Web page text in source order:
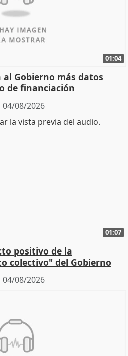
01:04
Gobierno más datos
de financiación
04/08/2026
01:07
positivo de la
colectivo" del Gobierno
04/08/2026